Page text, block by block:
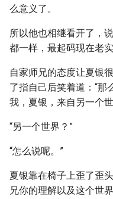
么意义了。
所以他也相继看开了，
都一样，最起码现在老
自家师兄的态度让夏银
了指自己后笑着道：“那
我，夏银，来自另一个
“另一个世界？”
“怎么说呢。”
夏银靠在椅子上歪了歪
兄你的理解以及这个世